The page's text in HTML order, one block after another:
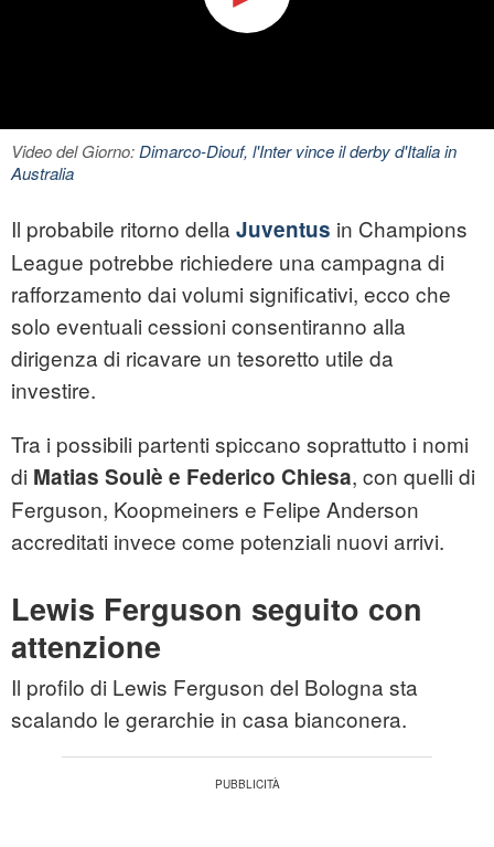
Video del Giorno:Dimarco-Diouf, l'Inter vince il derby d'Italia in
Australia
Il probabile ritorno della Juventus in Champions
League potrebbe richiedere una campagna di
rafforzamento dai volumi significativi, ecco che
solo eventuali cessioni consentiranno alla
dirigenza di ricavare un tesoretto utile da
investire.
Tra i possibili partenti spiccano soprattutto i nomi
di Matias Soulè e Federico Chiesa, con quelli di
Ferguson, Koopmeiners e Felipe Anderson
accreditati invece come potenziali nuovi arrivi.
Lewis Ferguson seguito con
attenzione
Il profilo di Lewis Ferguson del Bologna sta
scalando le gerarchie in casa bianconera.